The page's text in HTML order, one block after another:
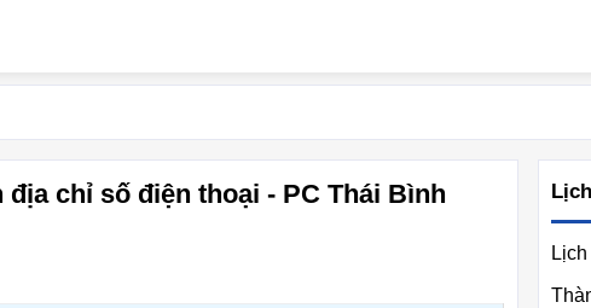
chỉ số điện thoại - PC Thái Bình